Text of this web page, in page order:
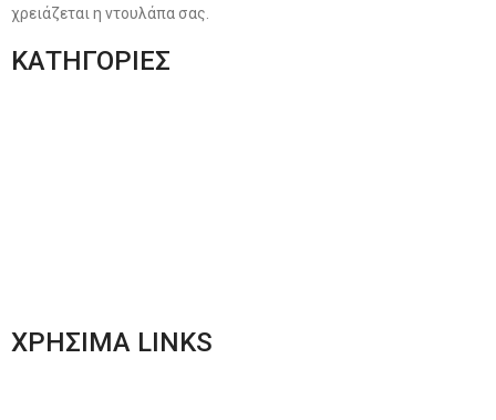
χρειάζεται η ντουλάπα σας.
ΚΑΤΗΓΟΡΙΕΣ
ΧΡΗΣΙΜΑ LINKS